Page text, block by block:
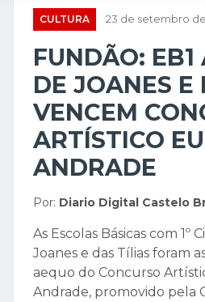
CULTURA 23 de setembro de
FUNDÃO: EB1
DE JOANES E
VENCEM
ARTÍSTICO
ANDRADE
Por: Diario Digital Castelo
As Escolas Básicas com 1º
Joanes e das Tílias foram
aequo do Concurso
Andrade, promovido pela